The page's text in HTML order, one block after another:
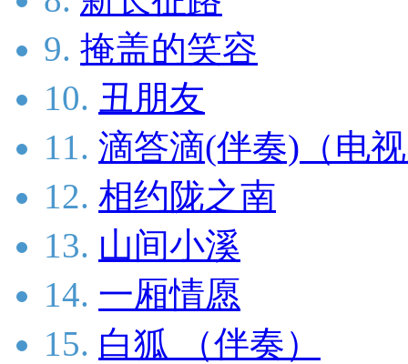
9. 掩盖的笑容
10. 丑朋友
11. 滴答滴(伴奏)（电
12. 相约陇之南
13. 山间小溪
14. 一厢情愿
15. 白狐 （伴奏）